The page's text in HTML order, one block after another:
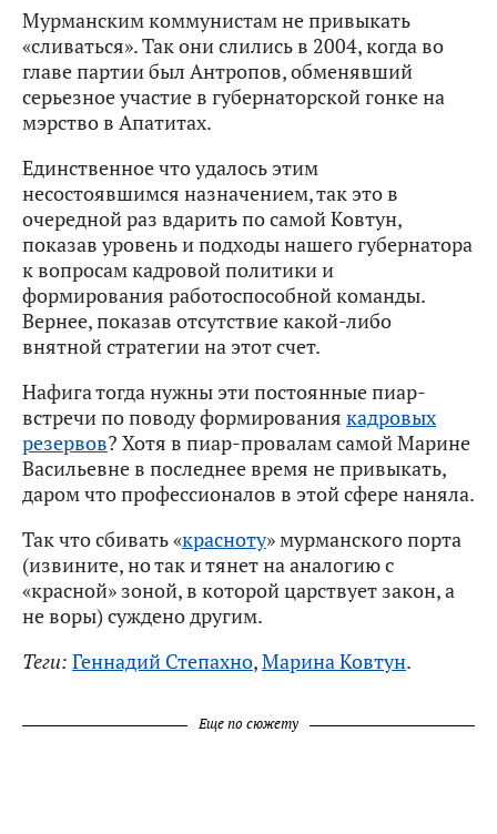
Мурманским коммунистам не привыкать
«сливаться». Так они слились в 2004, когда во
главе партии был Антропов, обменявший
серьезное участие в губернаторской гонке на
мэрство в Апатитах.
Единственное что удалось этим
несостоявшимся назначением, так это в
очередной раз вдарить по самой Ковтун,
показав уровень и подходы нашего губернатора
к вопросам кадровой политики и
формирования работоспособной команды.
Вернее, показав отсутствие какой-либо
внятной стратегии на этот счет.
Нафига тогда нужны эти постоянные пиар-
встречи по поводу формирования кадровых
резервов? Хотя в пиар-провалам самой Марине
Васильевне в последнее время не привыкать,
даром что профессионалов в этой сфере наняла.
Так что сбивать «красноту» мурманского порта
(извините, но так и тянет на аналогию с
«красной» зоной, в которой царствует закон, а
не воры) суждено другим.
Теги: Геннадий Степахно,Марина Ковтун.
Еще по сюжету